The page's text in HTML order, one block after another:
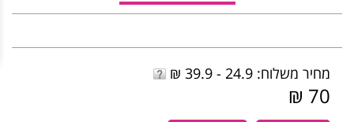
מחיר משלוח: 24.9 - 39.9 ₪
70 ₪